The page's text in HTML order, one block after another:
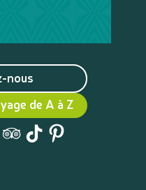
nous
de A à Z